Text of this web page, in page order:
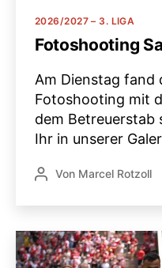
Kategorien
2026/2027 – 3. LIGA
Fotoshooting
Am Dienstag fand
Fotoshooting mit
dem Betreuerstab
Ihr in unserer
Beitragsautor
Von Marcel Rotzoll